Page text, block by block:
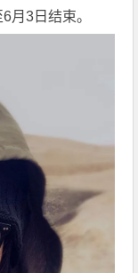
月3日结束。